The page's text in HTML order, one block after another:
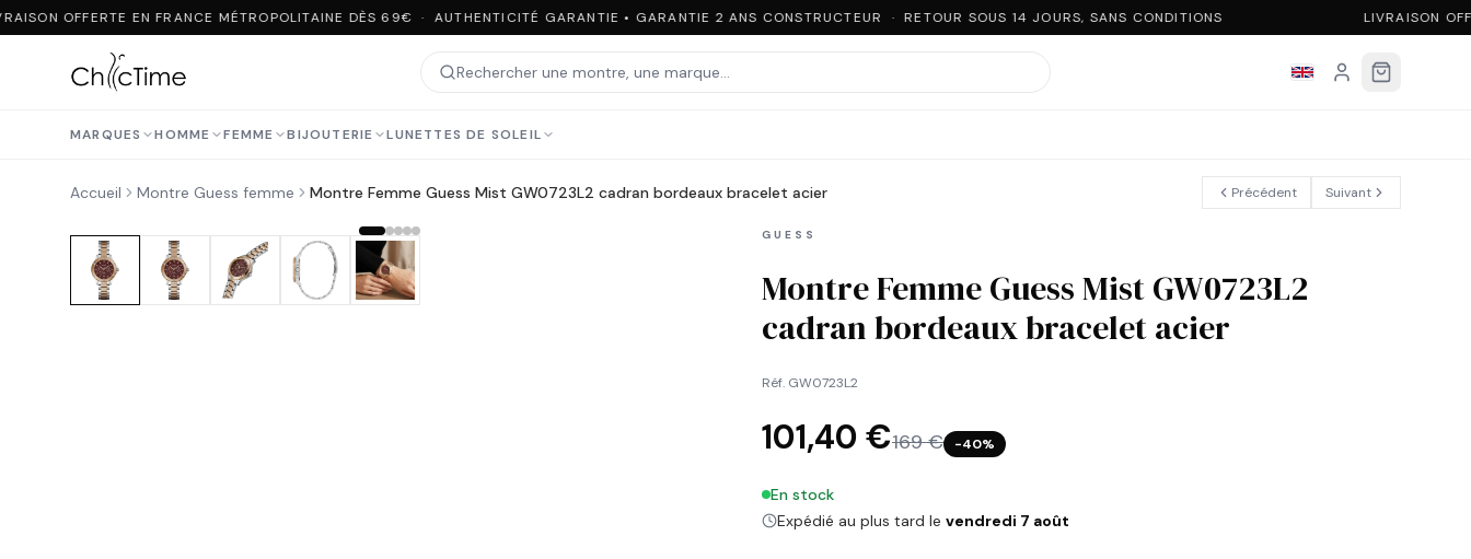
OFFERTE EN FRANCE MÉTROPOLITAINE DÈS 69€ · AUTHENTICITÉ GARANTIE • GARANTIE 2 ANS CONSTRUCTEUR · RETOUR SOUS 14 JOURS, SANS CONDITIONS LIVRAISON
MARQUES HOMME FEMME BIJOUTERIE LUNETTES DE SOLEIL
Accueil Montre Guess femme Montre Femme Guess Mist GW0723L2 cadran bordeaux bracelet acier Précédent Suivant
GUESS
Montre Femme Guess Mist GW0723L2
cadran bordeaux bracelet acier
Réf. GW0723L2
101,40 €169 € −40%
En stock
Expédié au plus tard le vendredi 7 août